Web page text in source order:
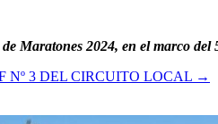
Maratones 2024, en el marco
Nº 3 DEL CIRCUITO LOCAL →